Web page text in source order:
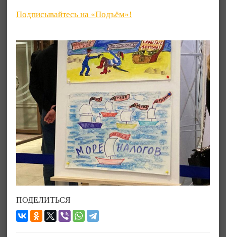
Подписывайтесь на «Подъём»!
ПОДЕЛИТЬСЯ